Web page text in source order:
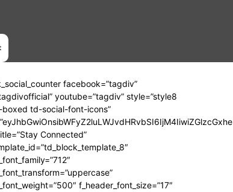
facebook=”tagdiv”
youtube=”tagdiv” style=”style8
td-social-font-icons”
Connected”
f_header_font_size=”17″